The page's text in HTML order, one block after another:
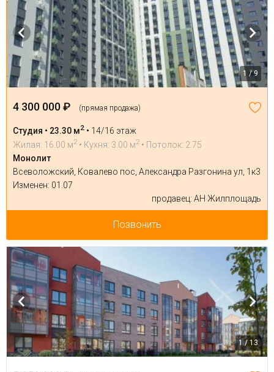
1 / 9
4 300 000 ₽ (прямая продажа)
Студия • 23.30 м2 • 14/16 этаж
Жилая: 16.00 м2 • Кухня: 3.00 м2 • Потолок: 2.75
Монолит
Всеволожский, Ковалево пос, Александра Разгонина ул, 1к3
Изменен: 01.07
продавец: АН Жилплощадь
Позвонить
1 / 13